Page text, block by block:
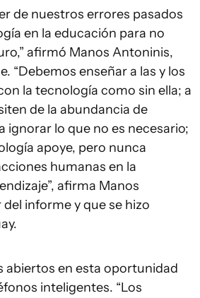
de nuestros errores pasados
en la educación para no
afirmó Manos Antoninis,
“Debemos enseñar a las y los
la tecnología como sin ella; a
de la abundancia de
ignorar lo que no es necesario;
apoye, pero nunca
humanas en la
afirma Manos
informe y que se hizo
abiertos en esta oportunidad
inteligentes. “Los